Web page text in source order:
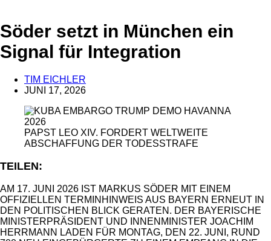
ANZEIGE
Söder setzt in München ein
Signal für Integration
TIM EICHLER
JUNI 17, 2026
PAPST LEO XIV. FORDERT WELTWEITE
ABSCHAFFUNG DER TODESSTRAFE
TEILEN:
AM 17. JUNI 2026 IST MARKUS SÖDER MIT EINEM
OFFIZIELLEN TERMINHINWEIS AUS BAYERN ERNEUT IN
DEN POLITISCHEN BLICK GERATEN. DER BAYERISCHE
MINISTERPRÄSIDENT UND INNENMINISTER JOACHIM
HERRMANN LADEN FÜR MONTAG, DEN 22. JUNI, RUND